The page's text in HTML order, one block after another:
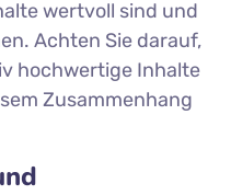
wertvoll sind und
Achten Sie darauf,
hochwertige Inhalte
Zusammenhang